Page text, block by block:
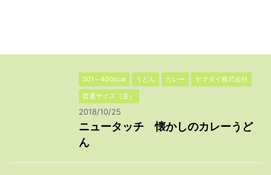
301～400kcal うどん カレー
ヤマダイ株式会社
普通サイズ（並）
2018/10/25
ニュータッチ 懐かしのカレーうど
ん